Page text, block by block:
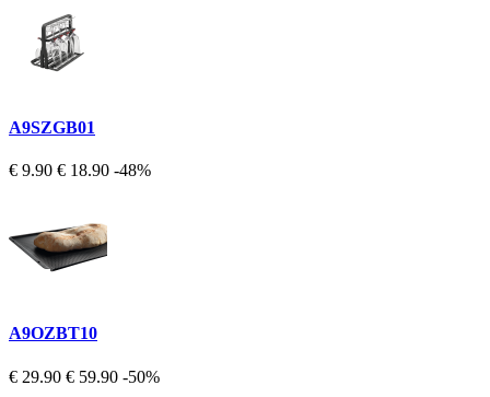
A9SZGB01
€ 9.90 € 18.90 -48%
A9OZBT10
€ 29.90 € 59.90 -50%